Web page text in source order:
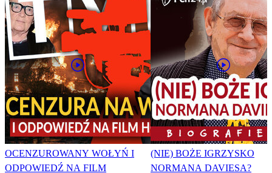
OCENZUROWANY WOŁYŃ I
ODPOWIEDŹ NA FILM
(NIE) BOŻE IGRZYSKO
NORMANA DAVIESA?